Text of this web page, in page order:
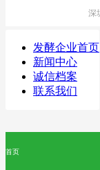
深
发酵企业首页
新闻中心
诚信档案
联系我们
首页